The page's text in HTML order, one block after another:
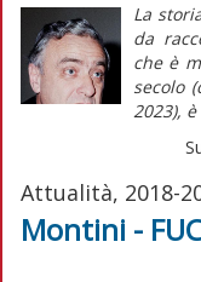
La
da
che è
secolo
2023),
Attualità, 2018-
Montini -